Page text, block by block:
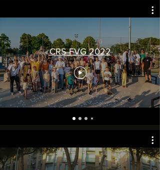
CRS FVG 2022